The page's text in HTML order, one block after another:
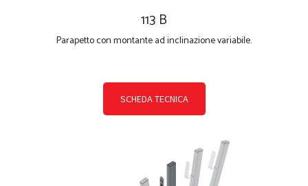
113 B
Parapetto con montante ad inclinazione variabile.
SCHEDA TECNICA